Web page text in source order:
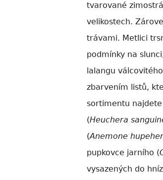
tvarované
velikostech.
trávami. Metlici
podmínky na
lalangu
zbarvením listů,
sortimentu
(Heuchera
(Anemone
pupkovce jarního (
vysazených do